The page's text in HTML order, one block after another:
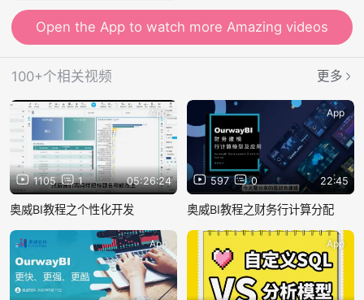
Open the App to watch more Amazing videos
100+个相关视频 更多
1105 1 05:26:24
App
奥威BI教程之个性化开发
597 0 22:45
App
奥威BI教程之财务行计算分配
App App